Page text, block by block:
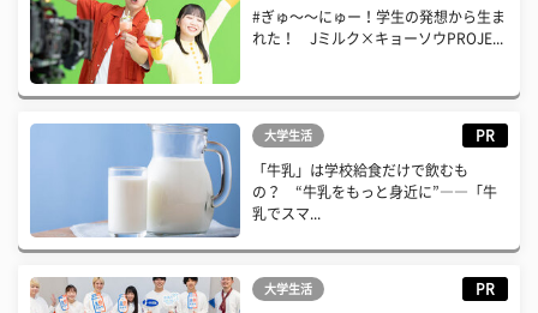
#ぎゅ〜〜にゅー！学生の発想から生ま
れた！ Jミルク×キョーソウPROJE...
大学生活 PR
「牛乳」は学校給食だけで飲むも
の？ “牛乳をもっと身近に”――「牛
乳でスマ...
大学生活 PR